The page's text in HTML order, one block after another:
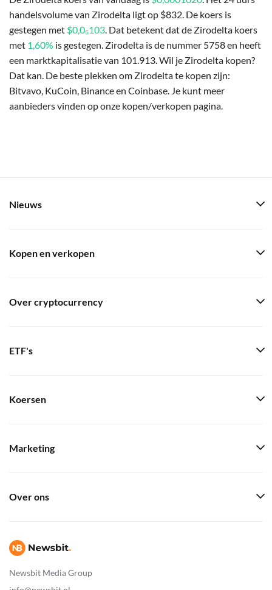
handelsvolume van Zirodelta ligt op $832. De koers is
gestegen met $0,0₅103. Dat betekent dat de Zirodelta koers
met 1,60% is gestegen. Zirodelta is de nummer 5758 en heeft
een marktkapitalisatie van 101.913. Wil je Zirodelta kopen?
Dat kan. De beste plekken om Zirodelta te kopen zijn:
Bitvavo, KuCoin, Binance en Coinbase. Je kunt meer
aanbieders vinden op onze kopen/verkopen pagina.
Newsbit Media Group
Nieuws
Kopen en verkopen
Over cryptocurrency
ETF's
Koersen
Marketing
Over ons